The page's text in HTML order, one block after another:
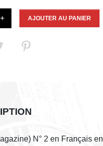
+ AJOUTER AU PANIER
N° 2 en Français